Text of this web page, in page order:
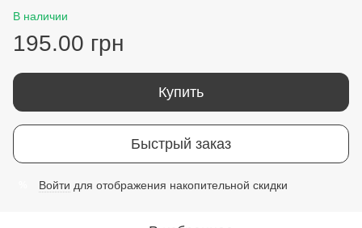
В наличии
195.00 грн
Купить
Быстрый заказ
Войти для отображения накопительной скидки